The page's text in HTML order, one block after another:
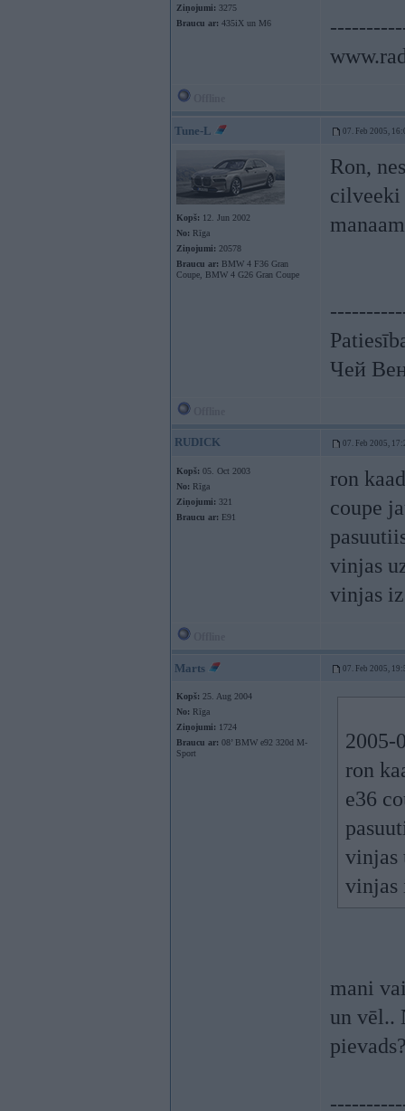
Ziņojumi: 3275
Braucu ar: 435iX un M6
Tune-L 07. Feb 2005,
Kopš: 12. Jun 2002
No: Rīga
Ziņojumi: 20578
Braucu ar: BMW 4 F36 Gran
Coupe, BMW 4 G26 Gran Coupe
Ron,
cilveeki
Чей
RUDICK 07. Feb 2005,
Kopš: 05. Oct 2003
No: Rīga
Ziņojumi: 321
Braucu ar: E91
ron
coupe
vinjas
vinjas
Marts 07. Feb 2005,
Kopš: 25. Aug 2004
No: Rīga
Ziņojumi: 1724
Braucu ar: 08’ BMW e92 320d M-
Sport
2005-
ron
e36
vinjas
vinjas
mani
un vēl..